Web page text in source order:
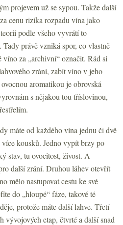
projevem už se sypou. Takže další
cenu rizika rozpadu vína jako
podle všeho vyvrátí to
právě vzniká spor, co vlastně
víno za „archivní“ označit. Rád si
zrání, zabít víno v jeho
aromatikou je obrovská
s nějakou tou tříslovinou,
máte od každého vína jednu či dvě
kousků. Jedno vypít brzy po
stav, tu ovocitost, živost. A
další zrání. Druhou láhev otevřít
mělo nastupovat cestu ke své
do „hloupé“ fáze, takové té
protože máte další lahve. Třetí
vývojových etap, čtvrté a další snad